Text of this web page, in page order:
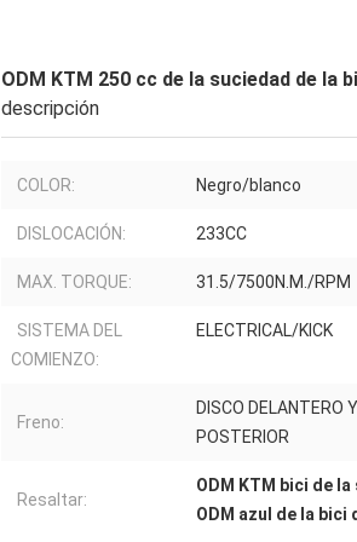
ODM KTM 250 cc de la suciedad de
descripción
COLOR: Negro/blanco
DISLOCACIÓN: 233CC
MAX. TORQUE: 31.5/7500N.M./RPM
SISTEMA DEL
COMIENZO:
ELECTRICAL/KICK
Freno:
DISCO DELANTERO
POSTERIOR
Resaltar:
ODM KTM bici de
ODM azul de la bici